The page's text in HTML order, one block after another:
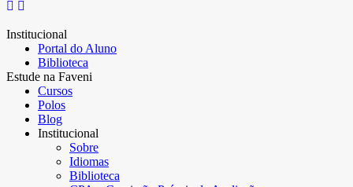
Institucional
Portal do Aluno
Biblioteca
Estude na Faveni
Cursos
Polos
Blog
Institucional
Sobre
Idiomas
Biblioteca